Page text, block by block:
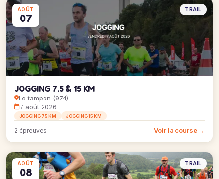
AOÛT
07
TRAIL
JOGGING 7.5 & 15 KM
Le tampon (974)
7 août 2026
JOGGING 7.5 KM JOGGING 15 KM
2 épreuves Voir la course →
AOÛT
08
TRAIL